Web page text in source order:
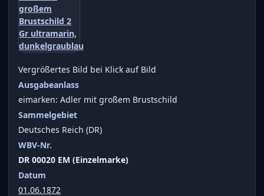
Vergrößertes Bild bei Klick auf Bild
Ausgabeanlass
eimarken: Adler mit großem Brustschild
Sammelgebiet
Deutsches Reich (DR)
WBV-Nr.
DR 00020 EM (Einzelmarke)
Datum
01.06.1872